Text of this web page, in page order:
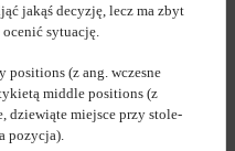
jakąś decyzję, lecz ma zbyt
sytuację.
positions (z ang. wczesne
middle positions (z
dziewiąte miejsce przy stole-
pozycja).